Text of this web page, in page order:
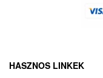
HASZNOS LINKEK